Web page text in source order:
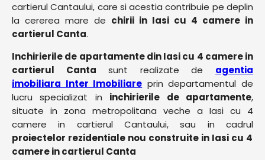
cartierul Cantaului, care si acestia contribuie pe deplin
la cererea mare de chirii in Iasi cu 4 camere in
cartierul Canta.
Inchirierile de apartamente din Iasi cu 4 camere in
cartierul Canta sunt realizate de agentia
imobiliara Inter Imobiliare prin departamentul de
lucru specializat in inchirierile de apartamente,
situate in zona metropolitana veche a Iasi cu 4
camere in cartierul Cantaului, sau in cadrul
proiectelor rezidentiale nou construite in Iasi cu 4
camere in cartierul Canta